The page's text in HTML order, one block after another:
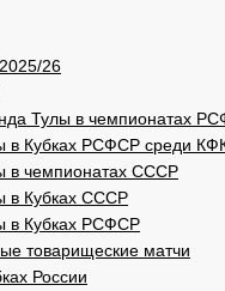
26
Тулы в чемпионатах
в Кубках РСФСР среди
в чемпионатах СССР
в Кубках СССР
в Кубках РСФСР
товарищеские матчи
России